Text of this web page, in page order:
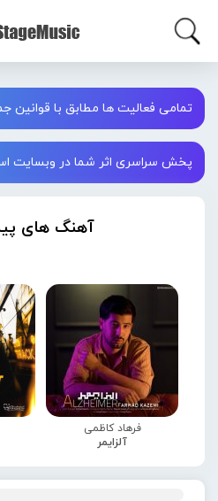
تمامی فعالیت ها مطابق با قوانین
پخش سراسری اثر شما در وبسایت استیج
آهنگ های
فرهاد کاظمی
آلزایمر